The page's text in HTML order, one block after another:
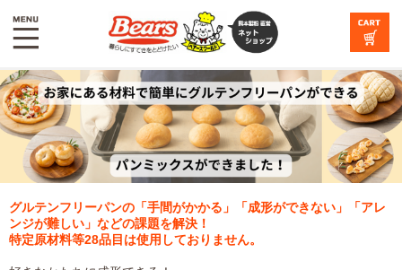
グルテンフリーパンの「手間がかかる」「成形ができない」「アレ
ンジが難しい」などの課題を解決！
特定原材料等28品目は使用しておりません。